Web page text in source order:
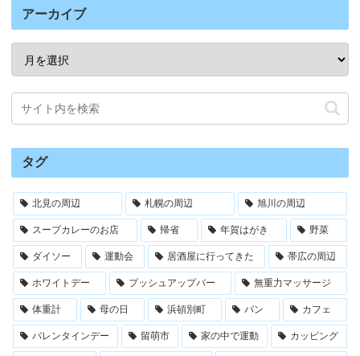
アーカイブ
タグ
北見の周辺 札幌の周辺 旭川の周辺
スープカレーのお店 帰省 年賀はがき 野菜
ダイソー 運動会 居酒屋に行ってきた 帯広の周辺
ホワイトデー プッシュアップバー 無重力マッサージ
体重計 母の日 浜頓別町 パン カフェ
バレンタインデー 留萌市 家の中で運動 カッピング